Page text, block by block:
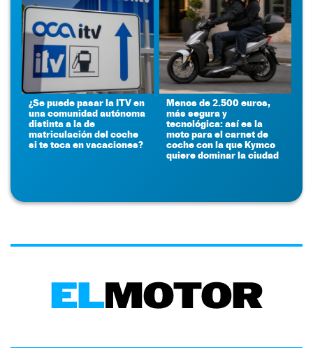
¿Se puede pasar la ITV en
una comunidad autónoma
distinta a la de
matriculación del coche
si te toca en vacaciones?
Menos de 2.500 euros,
más segura y
tecnológica: así es la
moto para el carnet de
coche con la que Kymco
quiere dominar la ciudad